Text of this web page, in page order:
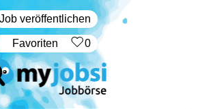
Job veröffentlichen
‏Favoriten 0